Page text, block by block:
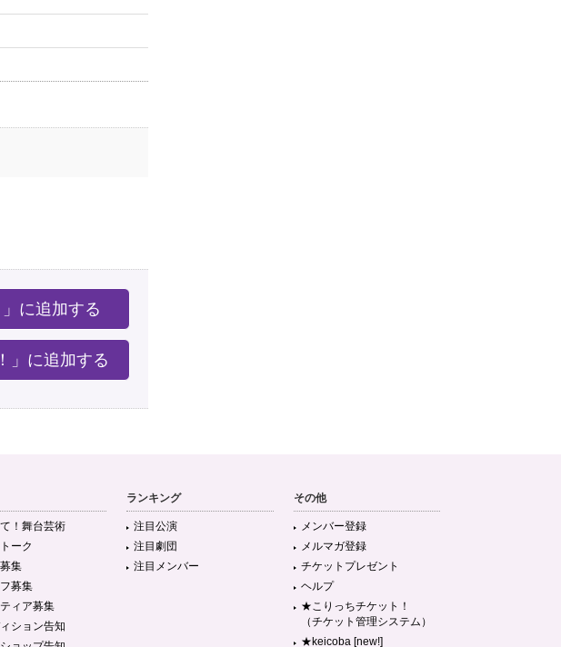
」に追加する
」に追加する
！舞台芸術
ーク
集
募集
ィア募集
ション告知
ランキング
注目公演
注目劇団
注目メンバー
その他
メンバー登録
メルマガ登録
チケットプレゼント
ヘルプ
★こりっちチケット！
（チケット管理システム）
★keicoba [new!]